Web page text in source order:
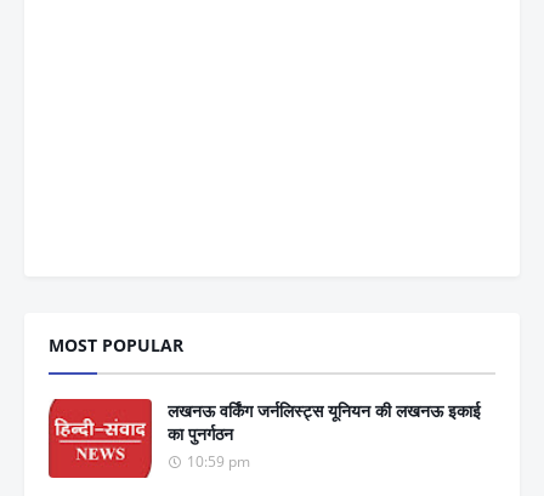
MOST POPULAR
लखनऊ वर्किंग जर्नलिस्ट्स यूनियन की लखनऊ इकाई
का पुनर्गठन
10:59 pm